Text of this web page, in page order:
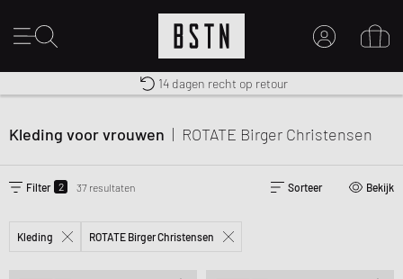
MIJN ACCOUNT
MAAK EEN ACCOUNT AAN
Gratis verzending naar NL vanaf € 100
Premium Sportswear
14 dagen recht op retour
Kleding voor vrouwen | ROTATE Birger Christensen
Filter 2 37 resultaten Sorteer Bekijk
Kleding ROTATE Birger Christensen